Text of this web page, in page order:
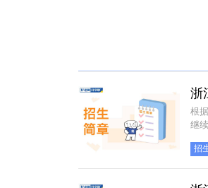
浙
根
继
招